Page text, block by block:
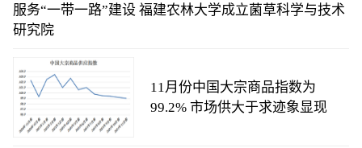
服务“一带一路”建设 福建农林大学成立菌草科学与技术
研究院
11月份中国大宗商品指数为
99.2% 市场供大于求迹象显现